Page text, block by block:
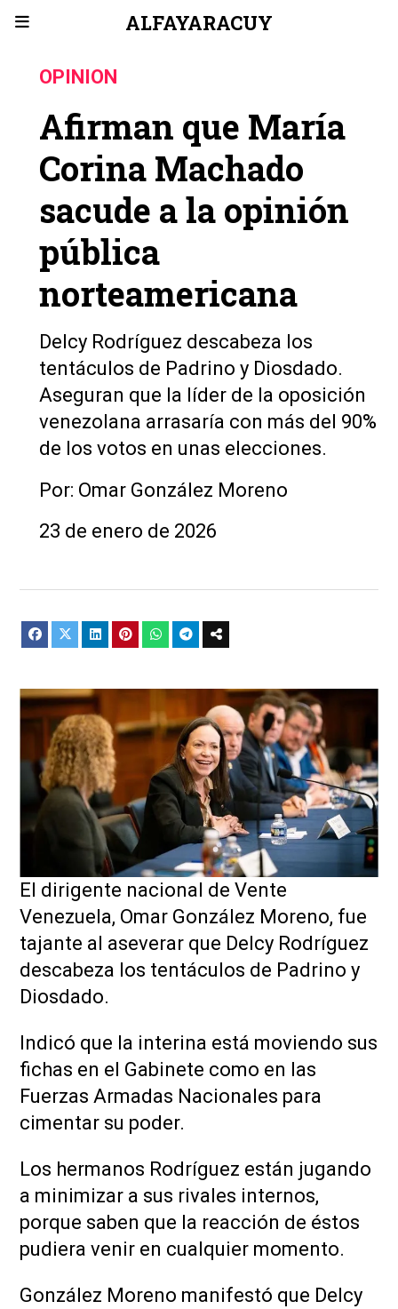
ALFAYARACUY
Afirman que María
Corina Machado
sacude a la opinión
pública
norteamericana
Delcy Rodríguez descabeza los
tentáculos de Padrino y Diosdado.
Aseguran que la líder de la oposición
venezolana arrasaría con más del 90%
de los votos en unas elecciones.
OPINION
23 de enero de 2026
Por: Omar González Moreno
El dirigente nacional de Vente
Venezuela, Omar González Moreno, fue
tajante al aseverar que Delcy Rodríguez
descabeza los tentáculos de Padrino y
Diosdado.
Indicó que la interina está moviendo sus
fichas en el Gabinete como en las
Fuerzas Armadas Nacionales para
cimentar su poder.
Los hermanos Rodríguez están jugando
a minimizar a sus rivales internos,
porque saben que la reacción de éstos
pudiera venir en cualquier momento.
González Moreno manifestó que Delcy